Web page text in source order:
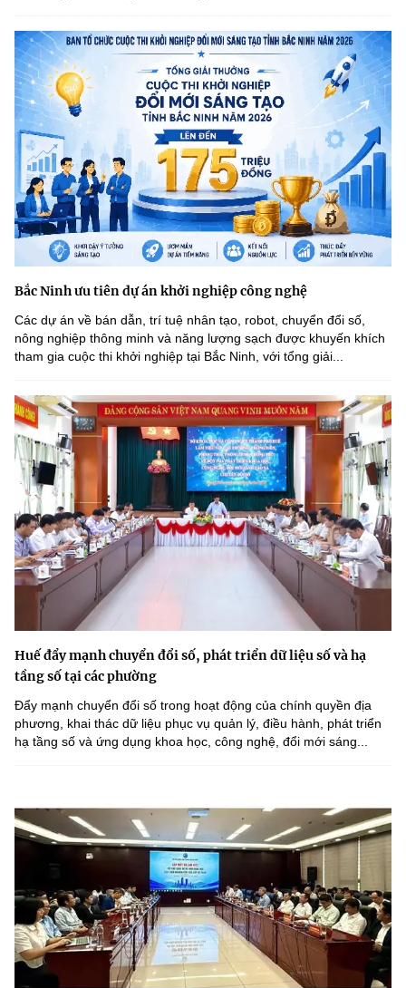
Điện thoại: 024 3936 9506
Email:stc@mst.gov.vn
©2026 Bản quyền thuộc Bộ Khoa Học và Công Nghệ
(Ghi rõ nguồn "https://mst.gov.vn" khi phát hành lại thông tin từ
website này)
Bắc Ninh ưu tiên dự án khởi nghiệp công nghệ
Các dự án về bán dẫn, trí tuệ nhân tạo, robot, chuyển đổi số,
nông nghiệp thông minh và năng lượng sạch được khuyến khích
tham gia cuộc thi khởi nghiệp tại Bắc Ninh, với tổng giải...
Huế đẩy mạnh chuyển đổi số, phát triển dữ liệu số và hạ
tầng số tại các phường
Đẩy mạnh chuyển đổi số trong hoạt động của chính quyền địa
phương, khai thác dữ liệu phục vụ quản lý, điều hành, phát triển
hạ tầng số và ứng dụng khoa học, công nghệ, đổi mới sáng...